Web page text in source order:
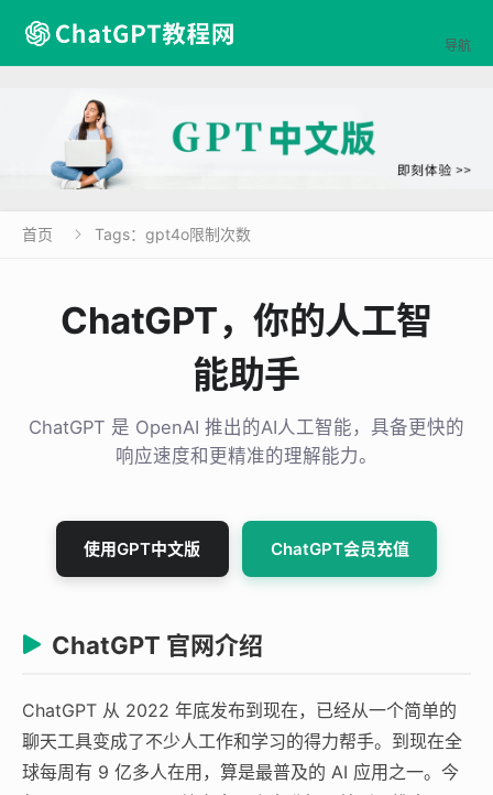
导航
首页  Tags：gpt4o限制次数
ChatGPT，你的人工智
能助手
ChatGPT 是 OpenAI 推出的AI人工智能，具备更快的
响应速度和更精准的理解能力。
使用GPT中文版 ChatGPT会员充值
ChatGPT 官网介绍
ChatGPT 从 2022 年底发布到现在，已经从一个简单的
聊天工具变成了不少人工作和学习的得力帮手。到现在全
球每周有 9 亿多人在用，算是最普及的 AI 应用之一。今